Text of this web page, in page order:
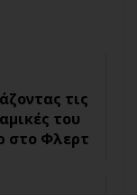
τις
του
στο Φλερτ